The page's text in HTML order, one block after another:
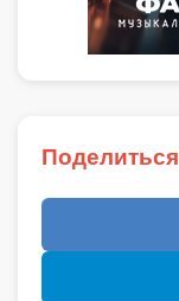
Поделиться